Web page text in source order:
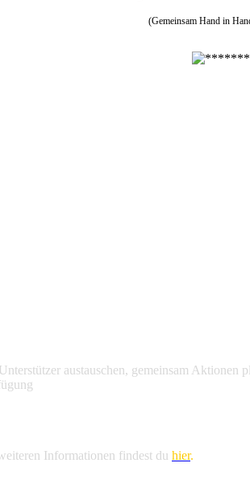
(Gemeinsam Hand in
austauschen, gemeinsam
Informationen findest du hier.